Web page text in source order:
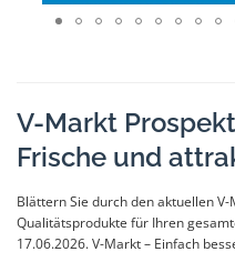
V-Markt
Frische und
Blättern Sie durch den aktuellen
Qualitätsprodukte für Ihren
17.06.2026. V-Markt – Einfach